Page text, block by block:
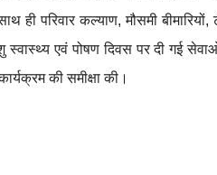
साथ ही परिवार कल्याण, मौसमी
स्वास्थ्य एवं पोषण दिवस पर दी गई
की समीक्षा की।